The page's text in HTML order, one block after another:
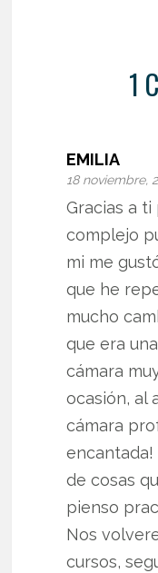
1
EMILIA
18 noviembre,
Gracias a
complejo
mi me
que he
mucho
que era
cámara
ocasión, al
cámara
de cosas
pienso
Nos
cursos,